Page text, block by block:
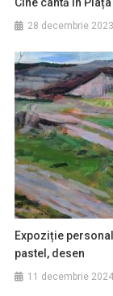
28 decembrie 2023
Expoziție
pastel, desen
11 decembrie 2024